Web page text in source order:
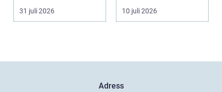
varm. Den använder...
31 juli 2026
runt Helsingb...
10 juli 2026
Adress